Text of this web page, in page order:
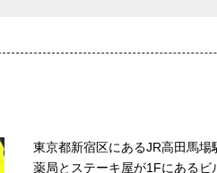
東京都新宿区にあるJR高田馬場
薬局とステーキ屋が1Fにあるビ